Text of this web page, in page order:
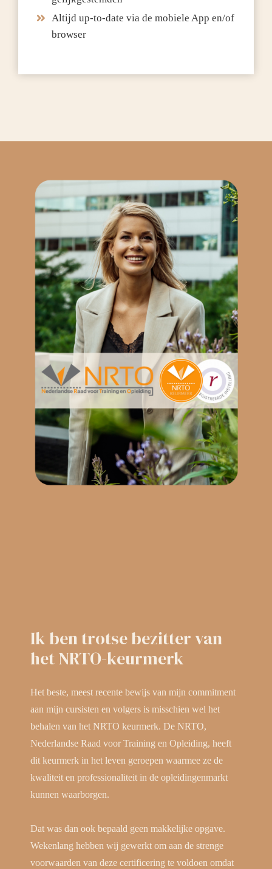
Altijd up-to-date via de mobiele App en/of
browser
Ik ben trotse bezitter van
het NRTO-keurmerk
Het beste, meest recente bewijs van mijn commitment
aan mijn cursisten en volgers is misschien wel het
behalen van het NRTO keurmerk. De NRTO,
Nederlandse Raad voor Training en Opleiding, heeft
dit keurmerk in het leven geroepen waarmee ze de
kwaliteit en professionaliteit in de opleidingenmarkt
kunnen waarborgen.
Dat was dan ook bepaald geen makkelijke opgave.
Wekenlang hebben wij gewerkt om aan de strenge
voorwaarden van deze certificering te voldoen omdat